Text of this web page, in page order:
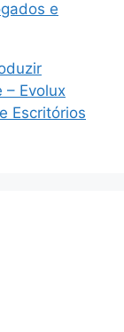
e
– Evolux
Escritórios